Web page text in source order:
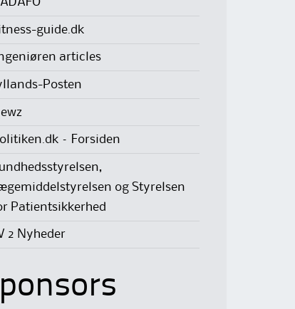
guide.dk
articles
Posten
– Forsiden
og Styrelsen
Patientsikkerhed
2 Nyheder